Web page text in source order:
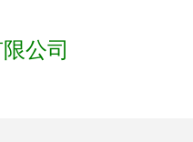
公司